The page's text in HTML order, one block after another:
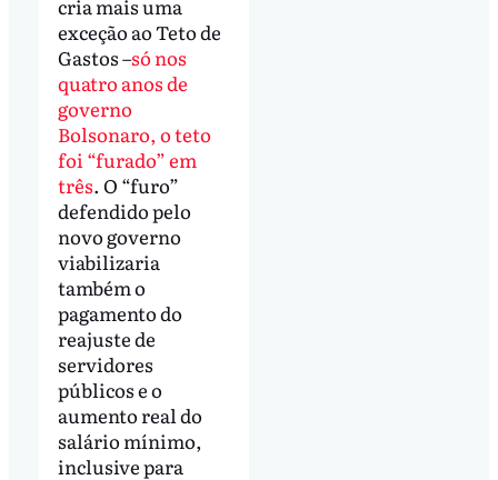
cria mais uma
exceção ao Teto de
Gastos –só nos
quatro anos de
governo
Bolsonaro, o teto
foi “furado” em
três. O “furo”
defendido pelo
novo governo
viabilizaria
também o
pagamento do
reajuste de
servidores
públicos e o
aumento real do
salário mínimo,
inclusive para